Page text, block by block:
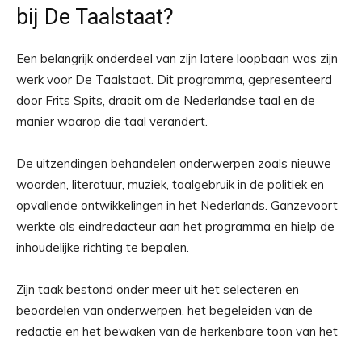
bij De Taalstaat?
Een belangrijk onderdeel van zijn latere loopbaan was zijn
werk voor De Taalstaat. Dit programma, gepresenteerd
door Frits Spits, draait om de Nederlandse taal en de
manier waarop die taal verandert.
De uitzendingen behandelen onderwerpen zoals nieuwe
woorden, literatuur, muziek, taalgebruik in de politiek en
opvallende ontwikkelingen in het Nederlands. Ganzevoort
werkte als eindredacteur aan het programma en hielp de
inhoudelijke richting te bepalen.
Zijn taak bestond onder meer uit het selecteren en
beoordelen van onderwerpen, het begeleiden van de
redactie en het bewaken van de herkenbare toon van het